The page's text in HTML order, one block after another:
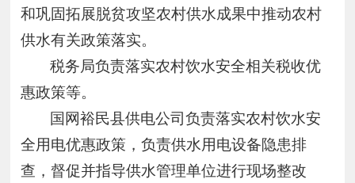
和巩固拓展脱贫攻坚农村供水成果中推动农村
供水有关政策落实。
税务局负责落实农村饮水安全相关税收优
惠政策等。
国网裕民县供电公司负责落实农村饮水安
全用电优惠政策，负责供水用电设备隐患排
查，督促并指导供水管理单位进行现场整改